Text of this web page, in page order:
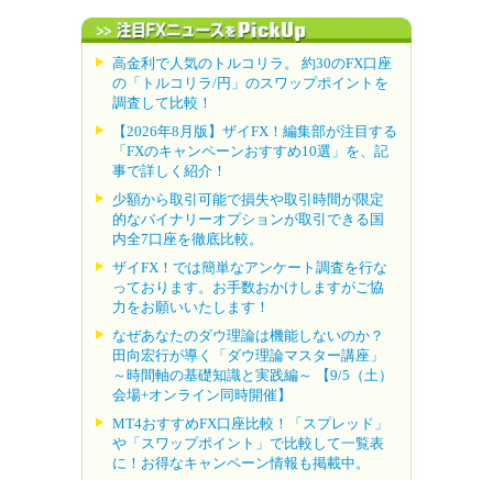
高金利で人気のトルコリラ。 約30のFX口座
の「トルコリラ/円」のスワップポイントを
調査して比較！
【2026年8月版】ザイFX！編集部が注目する
「FXのキャンペーンおすすめ10選」を、記
事で詳しく紹介！
少額から取引可能で損失や取引時間が限定
的なバイナリーオプションが取引できる国
内全7口座を徹底比較。
ザイFX！では簡単なアンケート調査を行な
っております。お手数おかけしますがご協
力をお願いいたします！
なぜあなたのダウ理論は機能しないのか？
田向宏行が導く「ダウ理論マスター講座」
～時間軸の基礎知識と実践編～ 【9/5（土）
会場+オンライン同時開催】
MT4おすすめFX口座比較！「スプレッド」
や「スワップポイント」で比較して一覧表
に！お得なキャンペーン情報も掲載中。